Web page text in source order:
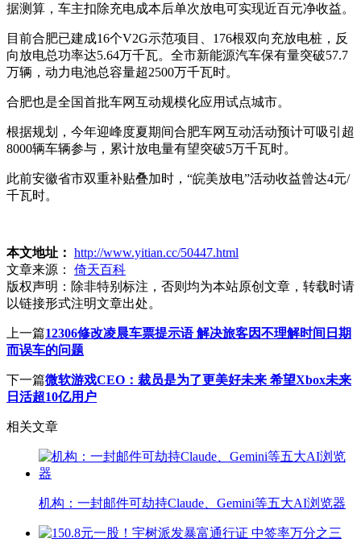
据测算，车主扣除充电成本后单次放电可实现近百元净收益。
目前合肥已建成16个V2G示范项目、176根双向充放电桩，反
向放电总功率达5.64万千瓦。全市新能源汽车保有量突破57.7
万辆，动力电池总容量超2500万千瓦时。
合肥也是全国首批车网互动规模化应用试点城市。
根据规划，今年迎峰度夏期间合肥车网互动活动预计可吸引超
8000辆车辆参与，累计放电量有望突破5万千瓦时。
此前安徽省市双重补贴叠加时，“皖美放电”活动收益曾达4元/
千瓦时。
本文地址： http://www.yitian.cc/50447.html
文章来源：
倚天百科
版权声明： 除非特别标注，否则均为本站原创文章，转载时请
以链接形式注明文章出处。
上一篇12306修改凌晨车票提示语 解决旅客因不理解时间日期
而误车的问题
下一篇微软游戏CEO：裁员是为了更美好未来 希望Xbox未来
日活超10亿用户
相关文章
机构：一封邮件可劫持Claude、Gemini等五大AI浏览器